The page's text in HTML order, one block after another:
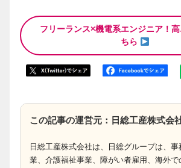
フリーランス×機電系エンジニア！
ちら
この記事の運営元：日総工産株式会
日総工産株式会社は、日総グループは、
業、介護福祉事業、障がい者雇用、海外で